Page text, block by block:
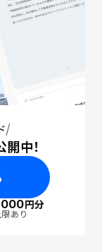
中！
円分
あり